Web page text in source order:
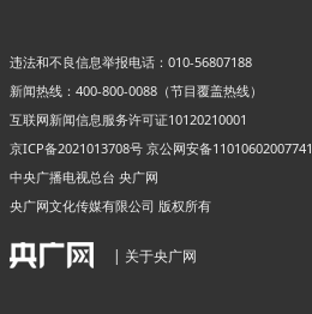
违法和不良信息举报电话：010-56807188
新闻热线：400-800-0088（节目覆盖热线）
互联网新闻信息服务许可证10120210001
京ICP备2021013708号 京公网安备11010602007741
中央广播电视总台 央广网
央广网文化传媒有限公司 版权所有
| 关于央广网